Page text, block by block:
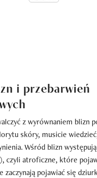
i przebarwień
z wyrównaniem blizn
skóry, musicie
Wśród blizn
czyli atroficzne, które
zaczynają pojawiać się